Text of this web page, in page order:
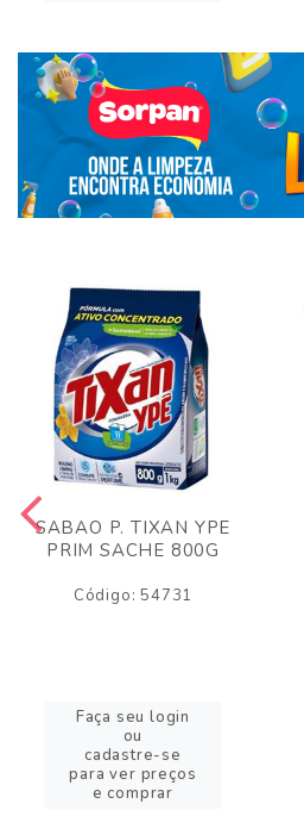
SABAO P. TIXAN YPE
PRIM SACHE 800G
Código: 54731
Faça seu login
ou
cadastre-se
para ver preços
e comprar